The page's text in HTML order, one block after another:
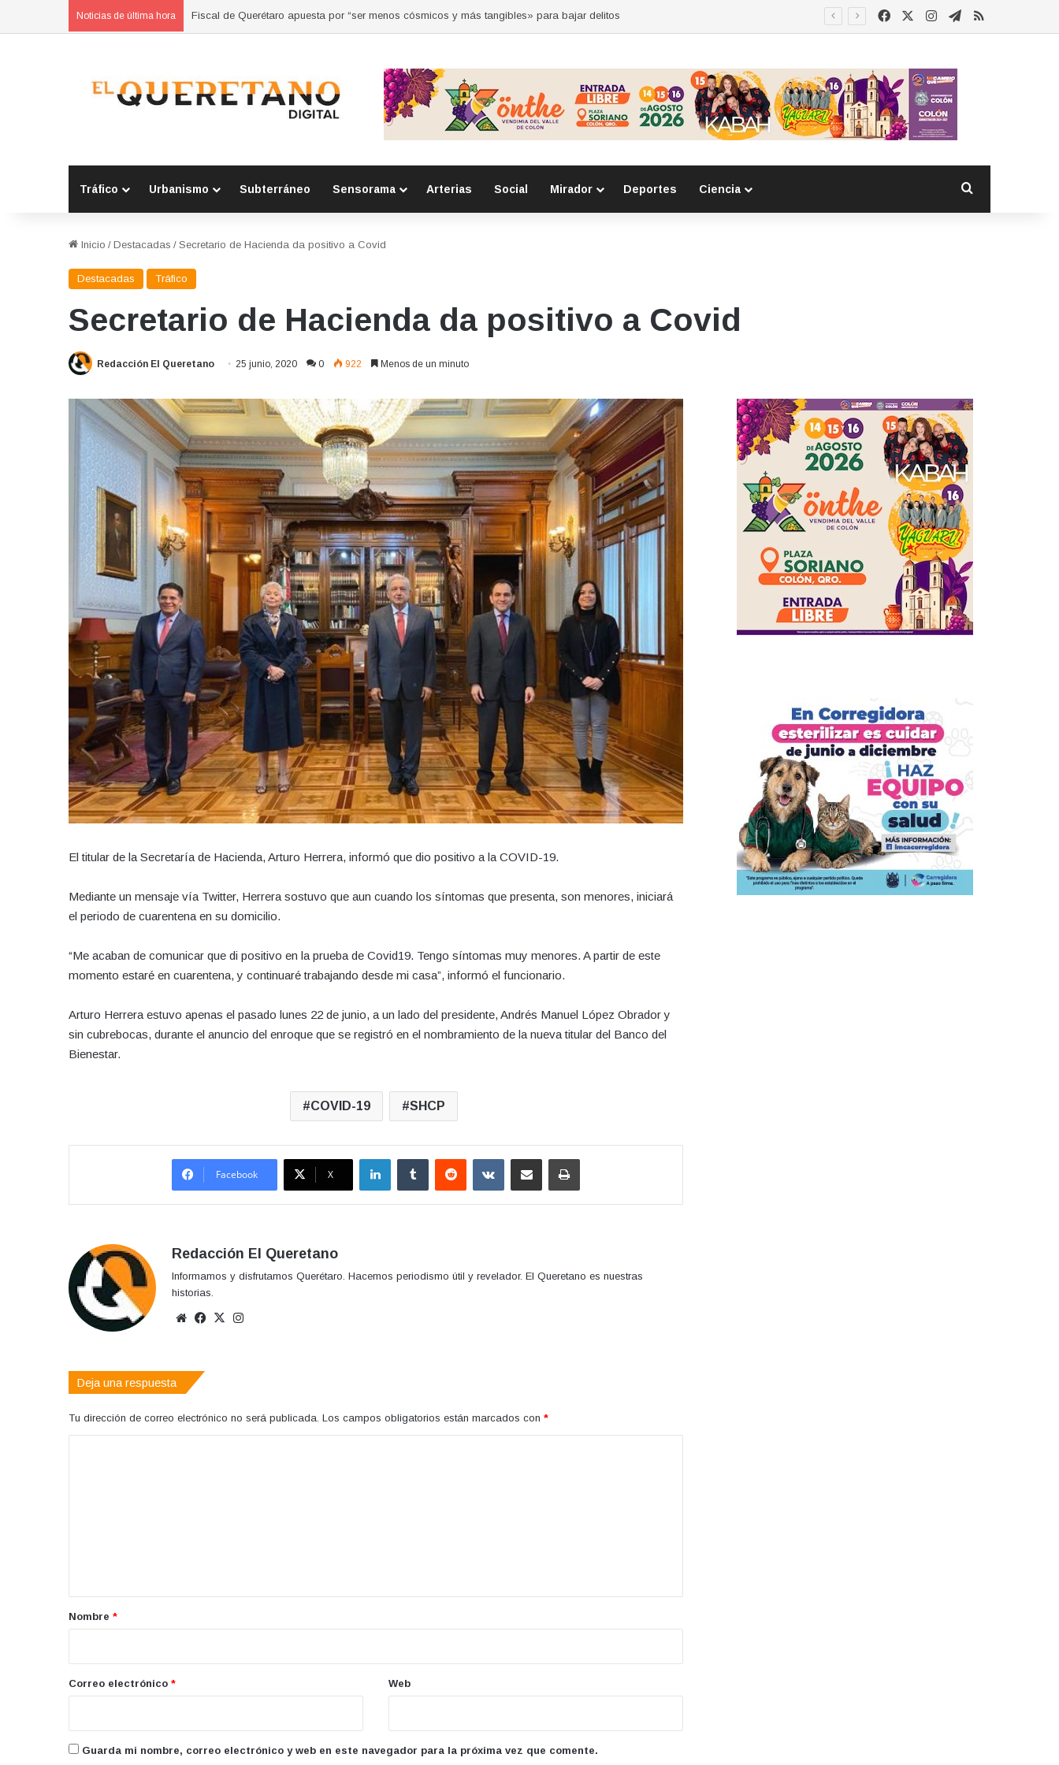
Noticias de última hora Refuerzan municipios coordinación por la seguridad durante sesión estatal realizada en La Llave FacebookInstagram
Telegram
RSS
Tráfico Urbanismo Subterráneo Sensorama Arterias Social Mirador Deportes Ciencia
Inicio / Destacadas / Secretario de Hacienda da positivo a Covid
Destacadas Tráfico
Secretario de Hacienda da positivo a Covid
Redacción El Queretano 25 junio, 2020 0 922 Menos de un minuto
El titular de la Secretaría de Hacienda, Arturo Herrera, informó que dio positivo a la COVID-19.
Mediante un mensaje vía Twitter, Herrera sostuvo que aun cuando los síntomas que presenta, son menores, iniciará
el periodo de cuarentena en su domicilio.
“Me acaban de comunicar que di positivo en la prueba de Covid19. Tengo síntomas muy menores. A partir de este
momento estaré en cuarentena, y continuaré trabajando desde mi casa”, informó el funcionario.
Arturo Herrera estuvo apenas el pasado lunes 22 de junio, a un lado del presidente, Andrés Manuel López Obrador y
sin cubrebocas, durante el anuncio del enroque que se registró en el nombramiento de la nueva titular del Banco del
Bienestar.
COVID-19 SHCP
Facebook X
LinkedInTumblr Reddit VKontakteCompartir por correo electrónicoImprimir
Redacción El Queretano
Informamos y disfrutamos Querétaro. Hacemos periodismo útil y revelador. El Queretano es nuestras
historias.
Sitio
Facebook
X
Deja una respuesta
Tu dirección de correo electrónico no será publicada. Los campos obligatorios están marcados con *
r
*
Nombre *
Correo electrónico * Web
Guarda mi nombre, correo electrónico y web en este navegador para la próxima vez que comente.